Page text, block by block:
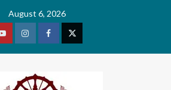
August 6, 2026
YoutubeVimeoFacebookTwitter